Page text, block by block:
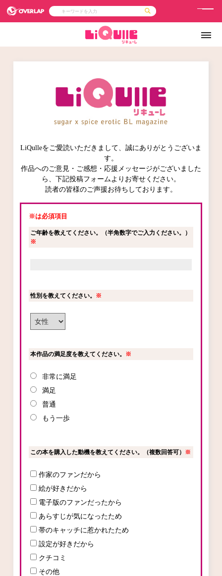
ライトノベル
お問い合わせはこちら
オーバーラップ文庫
オーバーラップノベルス
オーバーラップノベルスf
コミックエッセイ
メ
ー
LiQulleをご愛読いただきまして、誠にありがとうございま
す。
作品へのご意見・ご感想・応援メッセージがございました
ら、下記投稿フォームよりお寄せください。
読者の皆様のご声援お待ちしております。
※は必須項目
ご年齢を教えてください。（半角数字でご入力ください。）
※
性別を教えてください。 ※
本作品の満足度を教えてください。 ※
非常に満足
満足
普通
もう一歩
この本を購入した動機を教えてください。（複数回答可） ※
作家のファンだから
絵が好きだから
電子版のファンだったから
あらすじが気になったため
帯のキャッチに惹かれたため
設定が好きだから
クチコミ
その他